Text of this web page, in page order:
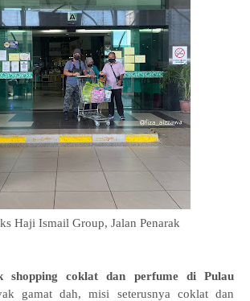
Haji Ismail Group, Jalan Penarak
shopping coklat dan perfume di Pulau
gamat dah, misi seterusnya coklat dan